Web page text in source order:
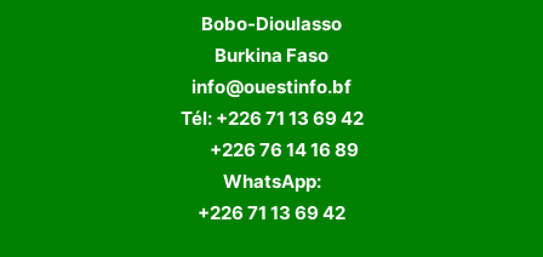
Bobo-Dioulasso
Burkina Faso
info@ouestinfo.bf
Tél: +226 71 13 69 42
+226 76 14 16 89
WhatsApp:
+226 71 13 69 42